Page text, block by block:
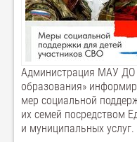
Администрация МАУ ДО
образования»
мер социальной
их семей посредством
и муниципальных услуг.